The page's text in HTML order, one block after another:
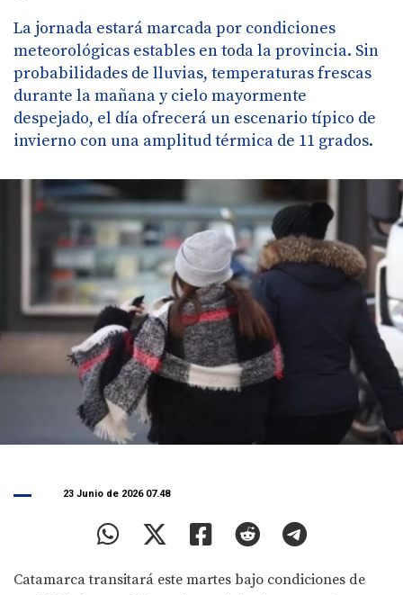
La jornada estará marcada por condiciones
meteorológicas estables en toda la provincia. Sin
probabilidades de lluvias, temperaturas frescas
durante la mañana y cielo mayormente
despejado, el día ofrecerá un escenario típico de
invierno con una amplitud térmica de 11 grados.
23 Junio de 2026 07.48
Catamarca transitará este martes bajo condiciones de